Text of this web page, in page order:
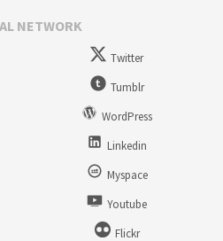
NETWORK
Twitter
Tumblr
WordPress
Linkedin
Myspace
Youtube
Flickr